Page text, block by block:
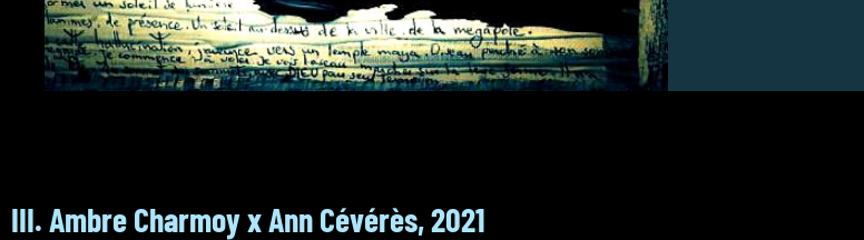
III. Ambre Charmoy x Ann Cévérès, 2021